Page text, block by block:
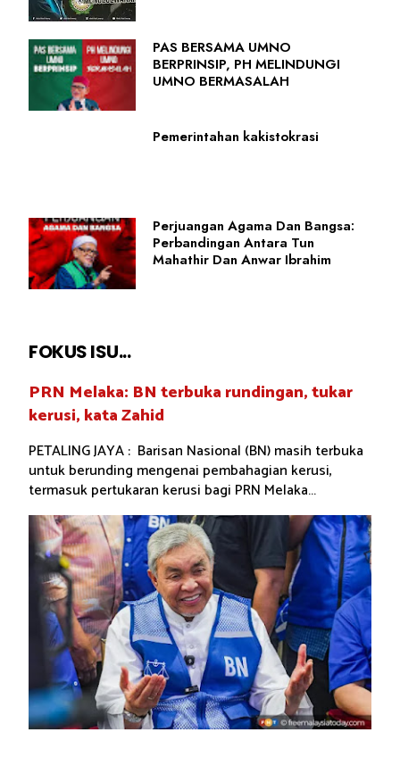
PAS BERSAMA UMNO
BERPRINSIP, PH MELINDUNGI
UMNO BERMASALAH
Pemerintahan kakistokrasi
Perjuangan Agama Dan Bangsa:
Perbandingan Antara Tun
Mahathir Dan Anwar Ibrahim
FOKUS ISU...
PRN Melaka: BN terbuka rundingan, tukar
kerusi, kata Zahid
PETALING JAYA : Barisan Nasional (BN) masih terbuka
untuk berunding mengenai pembahagian kerusi,
termasuk pertukaran kerusi bagi PRN Melaka...